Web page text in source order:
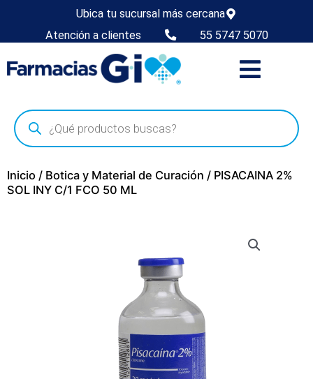
Ubica tu sucursal más cercana
Atención a clientes
55 5747 5070
Inicio / Botica y Material de Curación / PISACAINA 2%
SOL INY C/1 FCO 50 ML